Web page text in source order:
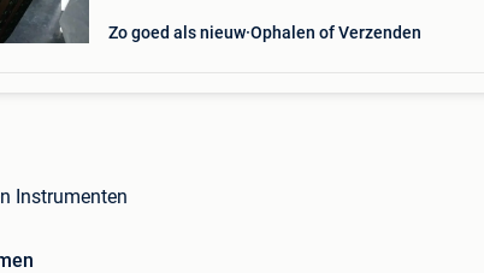
Zo goed als nieuw Ophalen of Verzenden
Instrumenten